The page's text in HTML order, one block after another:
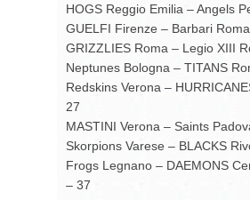
HOGS Reggio Emilia – Angels
GUELFI Firenze – Barbari
GRIZZLIES Roma – Legio XIII
Neptunes Bologna – TITANS
Redskins Verona –
27
MASTINI Verona – Saints
Skorpions Varese – BLACKS
Frogs Legnano – DAEMONS
– 37